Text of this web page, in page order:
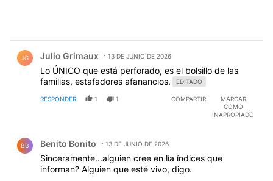
JG Julio Grimaux 13 DE JUNIO DE 2026
Lo ÚNICO que está perforado, es el bolsillo de las
familias, estafadores afanancios.
EDITADO
RESPONDER 1 1 COMPARTIR
MARCAR
COMO
INAPROPIADO
BB Benito Bonito 13 DE JUNIO DE 2026
Sinceramente...alguien cree en lía índices que
informan? Alguien que esté vivo, digo.